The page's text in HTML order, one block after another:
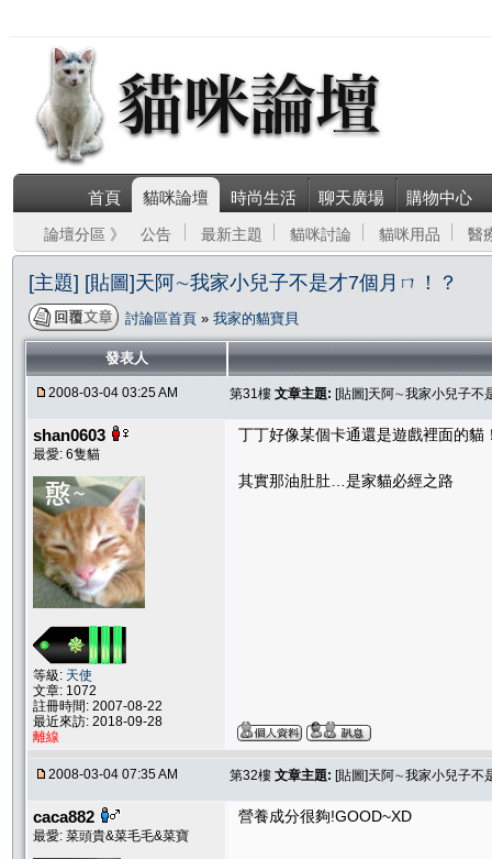
首頁 貓咪論壇 時尚生活 聊天廣場 購物中心
論壇分區 》 公告 最新主題 貓咪討論 貓咪用品 醫
[主題] [貼圖]天阿∼我家小兒子不是才7個月ㄇ！？
討論區首頁 » 我家的貓寶貝
發表人
2008-03-04 03:25 AM 第31樓 文章主題: [貼圖]天阿∼我家小兒子不
shan0603
最愛: 6隻貓
等級: 天使
文章: 1072
註冊時間: 2007-08-22
最近來訪: 2018-09-28
離線
丁丁好像某個卡通還是遊戲裡面的貓
其實那油肚肚…是家貓必經之路
2008-03-04 07:35 AM 第32樓 文章主題: [貼圖]天阿∼我家小兒子不
caca882
最愛: 菜頭貴&菜毛毛&菜寶
營養成分很夠!GOOD~XD